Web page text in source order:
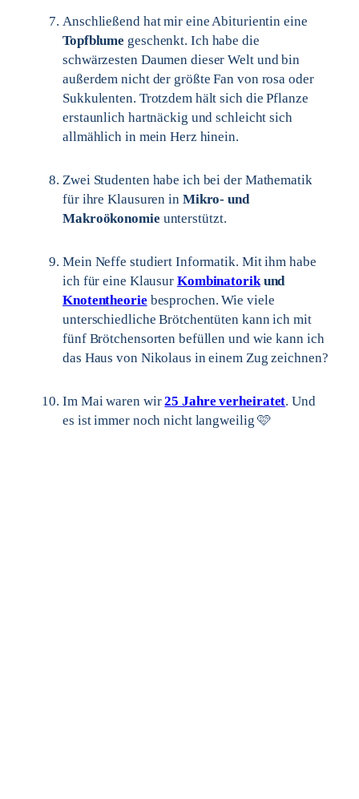
Anschließend hat mir eine Abiturientin eine
Topfblume geschenkt. Ich habe die
schwärzesten Daumen dieser Welt und bin
außerdem nicht der größte Fan von rosa oder
Sukkulenten. Trotzdem hält sich die Pflanze
erstaunlich hartnäckig und schleicht sich
allmählich in mein Herz hinein.
Zwei Studenten habe ich bei der Mathematik
für ihre Klausuren in Mikro- und
Makroökonomie unterstützt.
Mein Neffe studiert Informatik. Mit ihm habe
ich für eine Klausur Kombinatorikund
Knotentheorie besprochen. Wie viele
unterschiedliche Brötchentüten kann ich mit
fünf Brötchensorten befüllen und wie kann ich
das Haus von Nikolaus in einem Zug zeichnen?
Im Mai waren wir25 Jahre verheiratet. Und
es ist immer noch nicht langweilig 🩷